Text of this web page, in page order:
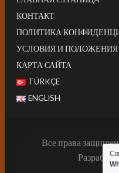
КОНТАКТ
ПОЛИТИКА
УСЛОВИЯ И ПОЛОЖЕНИЯ
КАРТА САЙТА
TÜRKÇE
ENGLISH
Все права